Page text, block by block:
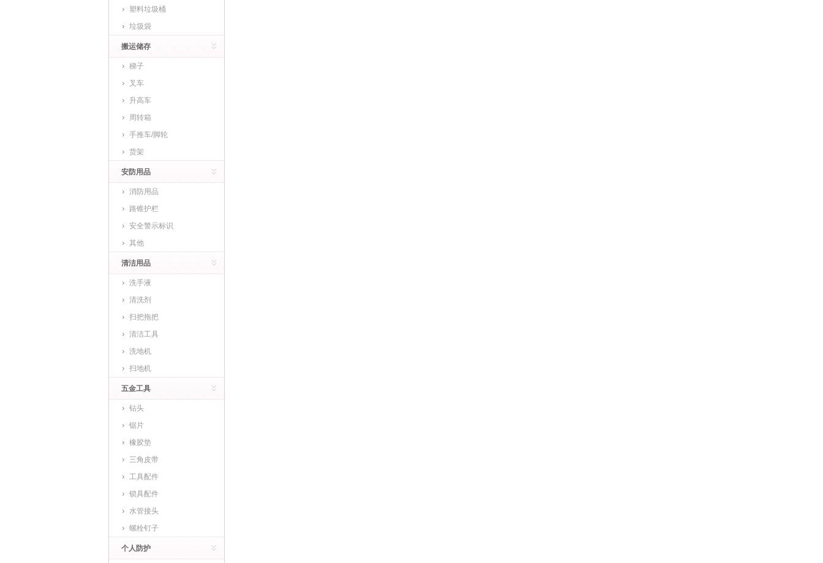
塑料垃圾桶
垃圾袋
搬运储存
梯子
叉车
升高车
周转箱
手推车/脚轮
货架
安防用品
消防用品
路锥护栏
安全警示标识
其他
清洁用品
洗手液
清洗剂
扫把拖把
清洁工具
洗地机
扫地机
五金工具
钻头
锯片
橡胶垫
三角皮带
工具配件
锁具配件
水管接头
螺栓钉子
个人防护